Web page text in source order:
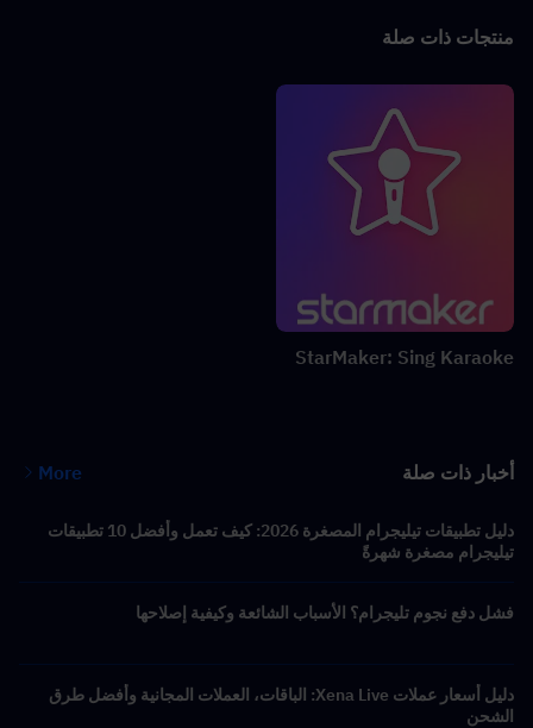
منتجات ذات صلة
StarMaker: Sing Karaoke
أخبار ذات صلة More
دليل تطبيقات تيليجرام المصغرة 2026: كيف تعمل وأفضل 10 تطبيقات
تيليجرام مصغرة شهرةً
فشل دفع نجوم تليجرام؟ الأسباب الشائعة وكيفية إصلاحها
دليل أسعار عملات Xena Live: الباقات، العملات المجانية وأفضل طرق
الشحن